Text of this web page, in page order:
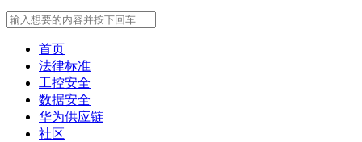
首页
法律标准
工控安全
数据安全
华为供应链
社区